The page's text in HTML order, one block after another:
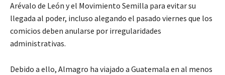
Arévalo de León y el Movimiento Semilla para evitar su
llegada al poder, incluso alegando el pasado viernes que los
comicios deben anularse por irregularidades
administrativas.
Debido a ello, Almagro ha viajado a Guatemala en al menos